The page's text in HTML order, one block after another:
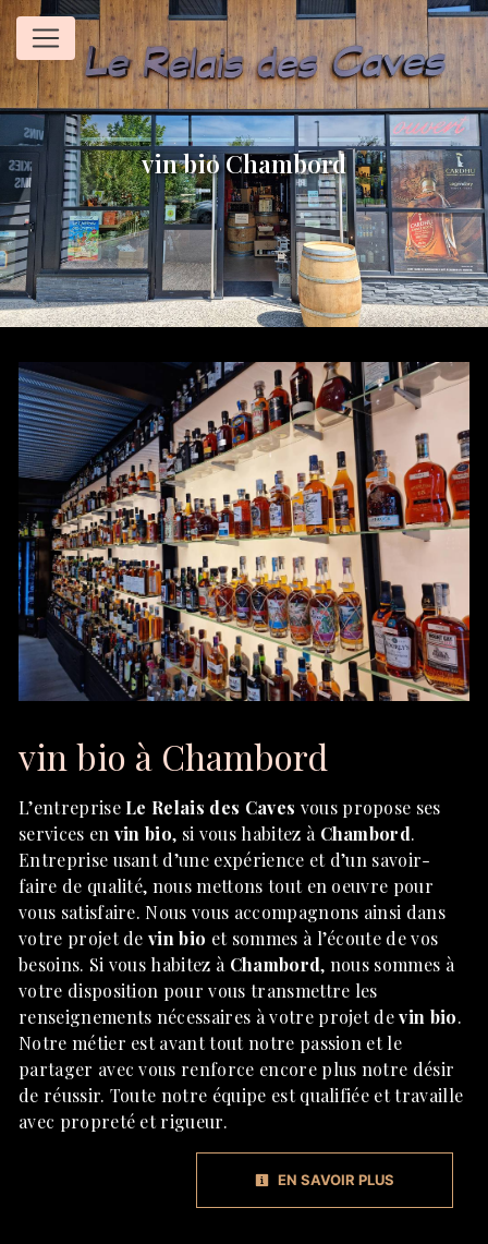
vin bio Chambord
vin bio à Chambord
L’entreprise Le Relais des Caves vous propose ses
services en vin bio, si vous habitez à Chambord.
Entreprise usant d’une expérience et d’un savoir-
faire de qualité, nous mettons tout en oeuvre pour
vous satisfaire. Nous vous accompagnons ainsi dans
votre projet devin bio et sommes à l’écoute de vos
besoins. Si vous habitez à Chambord, nous sommes à
votre disposition pour vous transmettre les
renseignements nécessaires à votre projet devin bio.
Notre métier est avant tout notre passion et le
partager avec vous renforce encore plus notre désir
de réussir. Toute notre équipe est qualifiée et travaille
avec propreté et rigueur.
EN SAVOIR PLUS
Panneau de gestion des cookies